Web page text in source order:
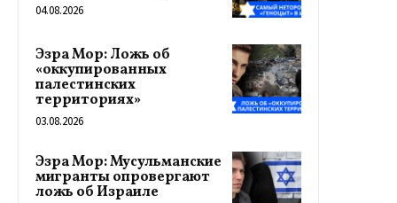
04.08.2026
Эзра Мор: Ложь об
«оккупированных
палестинских
территориях»
03.08.2026
Эзра Мор: Мусульманские
мигранты опровергают
ложь об Израиле